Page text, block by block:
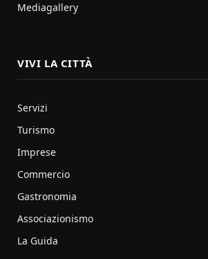
Mediagallery
VIVI LA CITTÀ
Servizi
Turismo
Imprese
Commercio
Gastronomia
Associazionismo
La Guida